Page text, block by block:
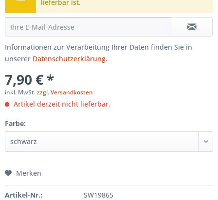
lieferbar ist.
Informationen zur Verarbeitung Ihrer Daten finden Sie in
unserer Datenschutzerklärung.
7,90 € *
inkl. MwSt.zzgl. Versandkosten
Artikel derzeit nicht lieferbar.
Farbe:
Merken
Artikel-Nr.: SW19865